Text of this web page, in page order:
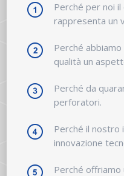
Perché per noi
rappresenta un
Perché
qualità un
Perché da
perforatori.
Perché il nostro
innovazione
Perché offriamo